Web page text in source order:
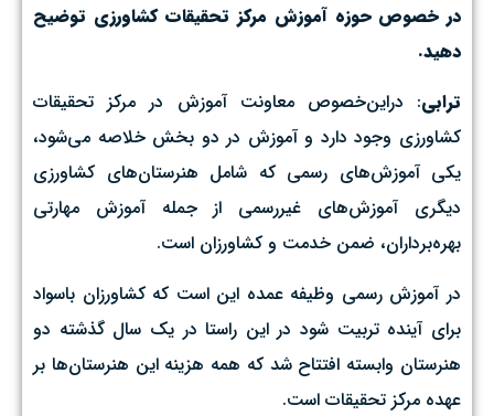
در خصوص حوزه آموزش مرکز تحقیقات کشاورزی توضیح
دهید.
ترابی: دراین‌خصوص معاونت آموزش در مرکز تحقیقات
کشاورزی وجود دارد و آموزش در دو بخش خلاصه می‌شود،
یکی آموزش‌های رسمی که شامل هنرستان‌های کشاورزی
دیگری آموزش‌های غیررسمی از جمله آموزش مهارتی
بهره‌برداران، ضمن خدمت و کشاورزان است.
در آموزش رسمی وظیفه عمده این است که کشاورزان باسواد
برای آینده تربیت شود در این راستا در یک سال گذشته دو
هنرستان وابسته افتتاح شد که همه هزینه این هنرستان‌ها بر
عهده مرکز تحقیقات است.